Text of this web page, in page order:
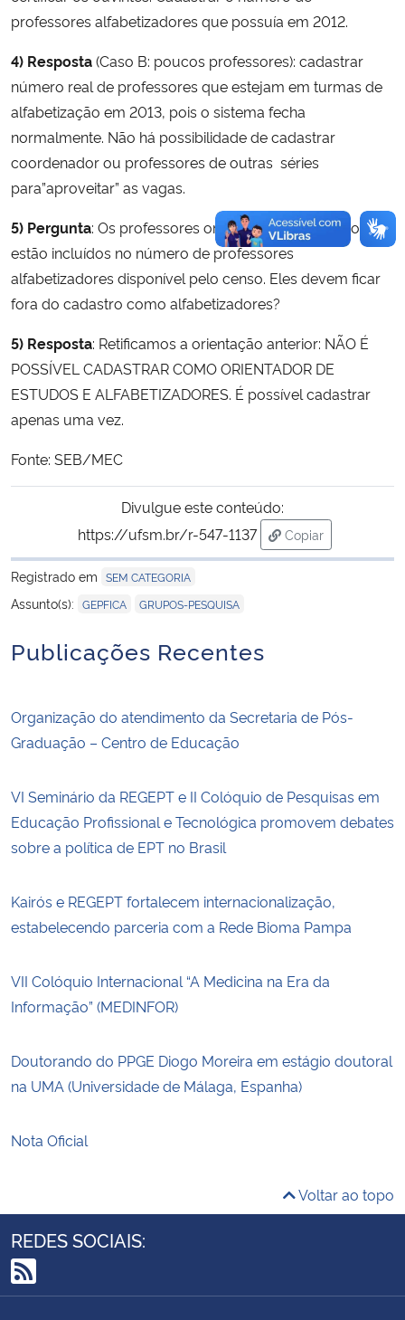
professores alfabetizadores que possuía em 2012.
4) Resposta(Caso B: poucos professores): cadastrar
número real de professores que estejam em turmas de
alfabetização em 2013, pois o sistema fecha
normalmente. Não há possibilidade de cadastrar
coordenador ou professores de outras séries
para”aproveitar” as vagas.
5) Pergunta: Os professores orientadores de estudo
estão incluídos no número de professores
alfabetizadores disponível pelo censo. Eles devem ficar
fora do cadastro como alfabetizadores?
5) Resposta: Retificamos a orientação anterior: NÃO É
POSSÍVEL CADASTRAR COMO ORIENTADOR DE
ESTUDOS E ALFABETIZADORES. É possível cadastrar
apenas uma vez.
Fonte: SEB/MEC
Divulgue este conteúdo:
https://ufsm.br/r-547-1137
Copiar
para área de
Registrado em SEM CATEGORIA
Assunto(s): GEPFICA GRUPOS-PESQUISA
Publicações Recentes
Organização do atendimento da Secretaria de Pós-
Graduação – Centro de Educação
VI Seminário da REGEPT e II Colóquio de Pesquisas em
Educação Profissional e Tecnológica promovem debates
sobre a política de EPT no Brasil
Kairós e REGEPT fortalecem internacionalização,
estabelecendo parceria com a Rede Bioma Pampa
VII Colóquio Internacional “A Medicina na Era da
Informação” (MEDINFOR)
Doutorando do PPGE Diogo Moreira em estágio doutoral
na UMA (Universidade de Málaga, Espanha)
Nota Oficial
Voltar ao topo
REDES SOCIAIS:
RSS